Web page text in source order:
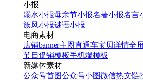
小报
溺水小报母亲节小报名著小报名言
族风小报谜语小报
电商素材
店铺banner主图直通车宝贝详情全
节日促销模板手机端模板
新媒体素材
公众号首图公众号小图微信热文链